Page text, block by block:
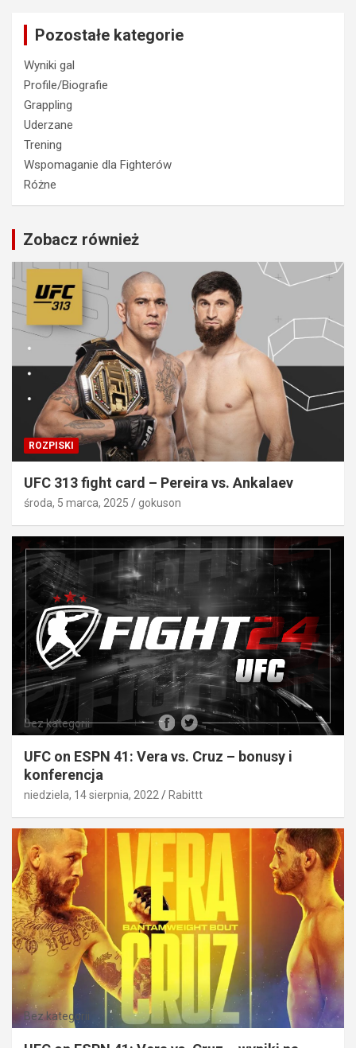
Pozostałe kategorie
Wyniki gal
Profile/Biografie
Grappling
Uderzane
Trening
Wspomaganie dla Fighterów
Różne
Zobacz również
ROZPISKI
UFC 313 fight card – Pereira vs. Ankalaev
środa, 5 marca, 2025 gokuson
Bez kategorii
UFC on ESPN 41: Vera vs. Cruz – bonusy i
konferencja
niedziela, 14 sierpnia, 2022 Rabittt
Bez kategorii